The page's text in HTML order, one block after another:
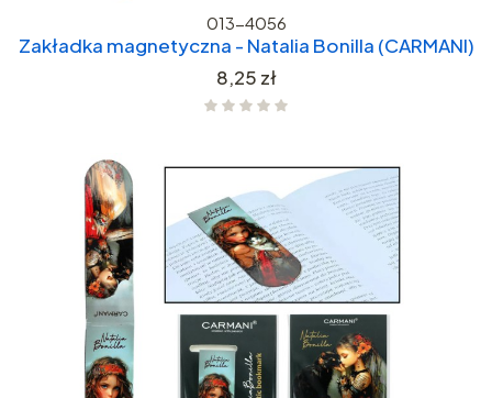
013-4056
Zakładka magnetyczna - Natalia Bonilla (CARMANI)
Cena
8,25 zł